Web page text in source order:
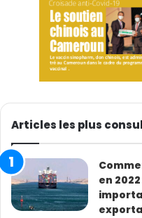
Articles les plus
en